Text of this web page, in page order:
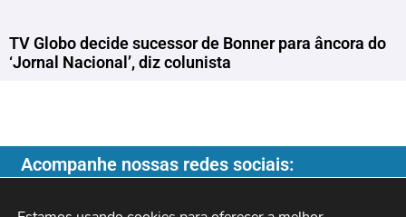
TV Globo decide sucessor de Bonner para âncora do
‘Jornal Nacional’, diz colunista
Acompanhe nossas redes sociais: